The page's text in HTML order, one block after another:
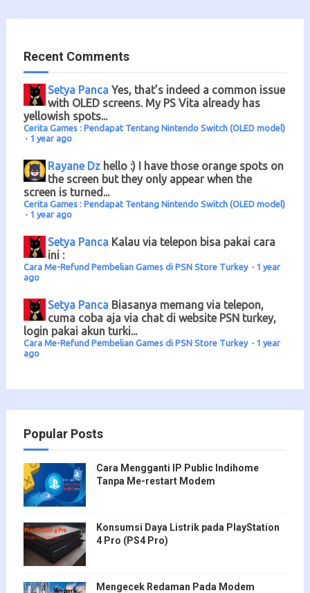
Recent Comments
Setya Panca Yes, that’s indeed a common issue
with OLED screens. My PS Vita already has
yellowish spots...
Cerita Games : Pendapat Tentang Nintendo Switch (OLED model)
· 1 year ago
Rayane Dz hello :) I have those orange spots on
the screen but they only appear when the
screen is turned...
Cerita Games : Pendapat Tentang Nintendo Switch (OLED model)
· 1 year ago
Setya Panca Kalau via telepon bisa pakai cara
ini :
Cara Me-Refund Pembelian Games di PSN Store Turkey · 1 year
ago
Setya Panca Biasanya memang via telepon,
cuma coba aja via chat di website PSN turkey,
login pakai akun turki...
Cara Me-Refund Pembelian Games di PSN Store Turkey · 1 year
ago
Popular Posts
Cara Mengganti IP Public Indihome
Tanpa Me-restart Modem
Konsumsi Daya Listrik pada PlayStation
4 Pro (PS4 Pro)
Mengecek Redaman Pada Modem